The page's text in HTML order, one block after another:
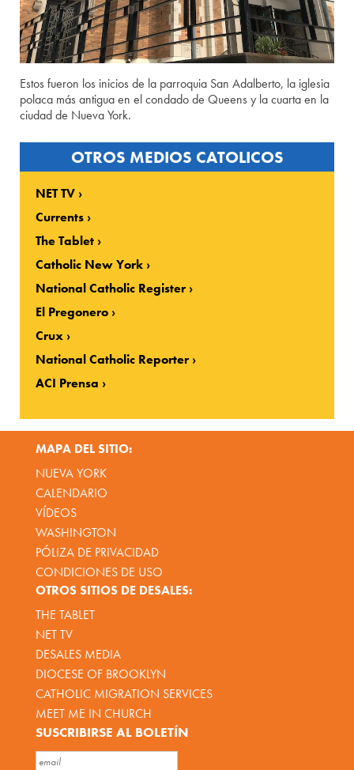
Estos fueron los inicios de la parroquia San Adalberto, la iglesia
polaca más antigua en el condado de Queens y la cuarta en la
ciudad de Nueva York.
OTROS MEDIOS CATOLICOS
NET TV
Currents
The Tablet
Catholic New York
National Catholic Register
El Pregonero
Crux
National Catholic Reporter
ACI Prensa
MAPA DEL SITIO:
NUEVA YORK
CALENDARIO
VÍDEOS
WASHINGTON
PÓLIZA DE PRIVACIDAD
CONDICIONES DE USO
OTROS SITIOS DE DESALES:
THE TABLET
NET TV
DESALES MEDIA
DIOCESE OF BROOKLYN
CATHOLIC MIGRATION SERVICES
MEET ME IN CHURCH
SUSCRIBIRSE AL BOLETÍN